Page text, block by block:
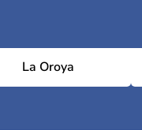
La Oroya